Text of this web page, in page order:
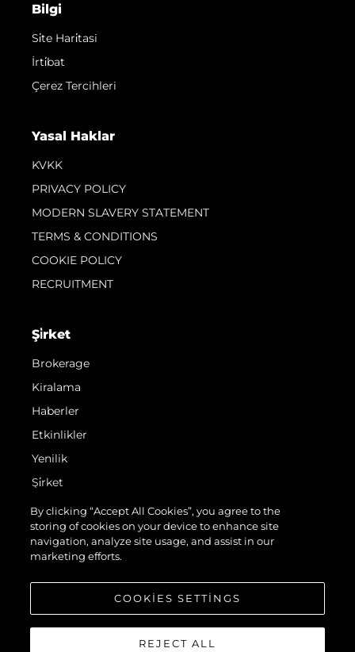
Bilgi
Si̇te Hari̇tasi
İrti̇bat
Çerez Tercihleri
Yasal Haklar
KVKK
PRIVACY POLICY
MODERN SLAVERY STATEMENT
TERMS & CONDITIONS
COOKIE POLICY
RECRUITMENT
Şi̇rket
Brokerage
Kiralama
Haberler
Etkinlikler
Yenilik
Şi̇rket
Ekip
Yaşam Şekli̇
Mi̇ras
By clicking “Accept All Cookies”, you agree to the
storing of cookies on your device to enhance site
navigation, analyze site usage, and assist in our
marketing efforts.
COOKIES SETTINGS
REJECT ALL